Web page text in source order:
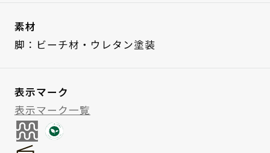
素材
脚：ビーチ材・ウレタン塗装
表示マーク
表示マーク一覧